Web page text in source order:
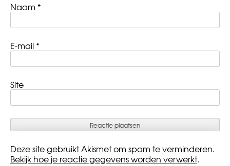
Naam *
E-mail *
Site
Deze site gebruikt Akismet om spam te verminderen.
Bekijk hoe je reactie gegevens worden verwerkt.